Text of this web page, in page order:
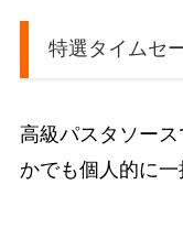
特選タイムセ
高級パスタソー
かでも個人的に一